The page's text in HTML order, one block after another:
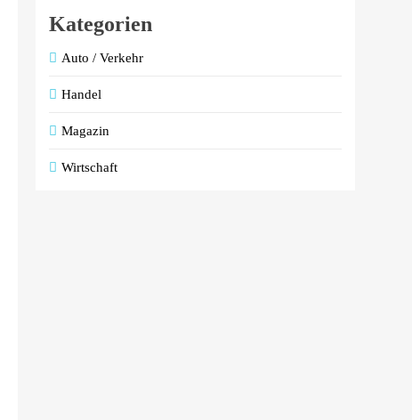
Kategorien
Auto / Verkehr
Handel
Magazin
Wirtschaft